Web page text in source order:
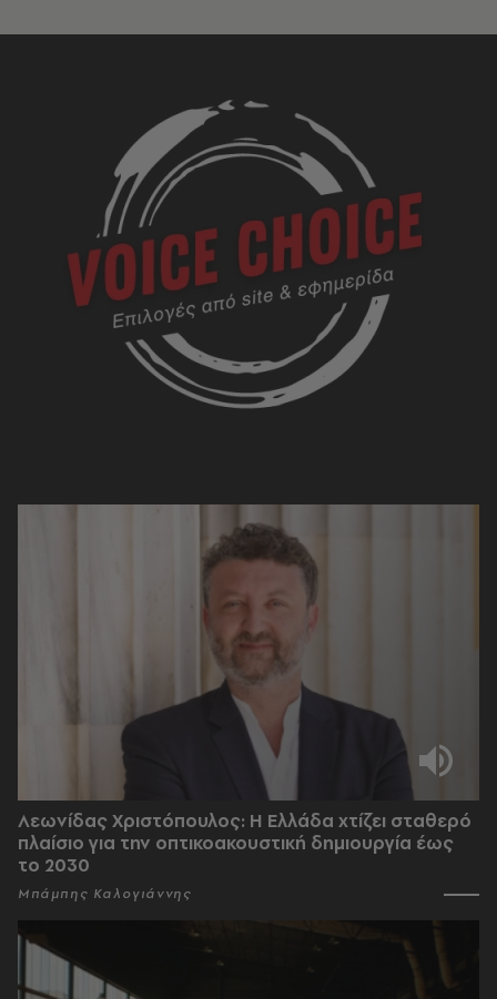
Λεωνίδας Χριστόπουλος: Η Ελλάδα χτίζει σταθερό
πλαίσιο για την οπτικοακουστική δημιουργία έως
το 2030
Μπάμπης Καλογιάννης